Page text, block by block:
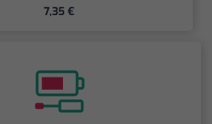
7,35 €